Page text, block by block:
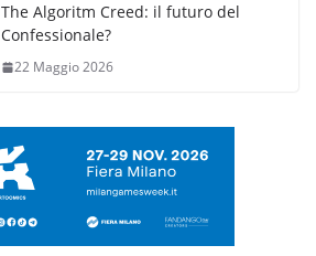
The Algoritm Creed: il futuro del
Confessionale?
22 Maggio 2026